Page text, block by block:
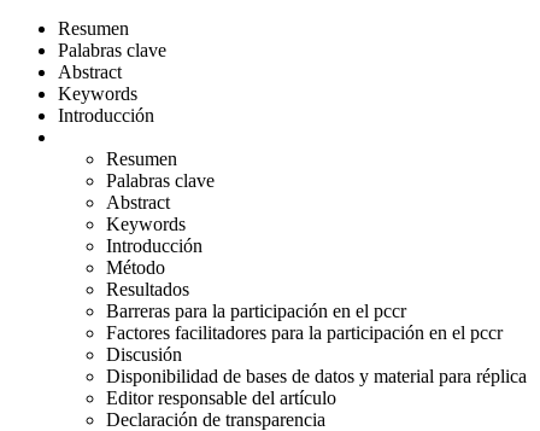
Resumen
Palabras clave
Abstract
Keywords
Introducción
Resumen
Palabras clave
Abstract
Keywords
Introducción
Método
Resultados
Barreras para la participación en el pccr
Factores facilitadores para la participación en el pccr
Discusión
Disponibilidad de bases de datos y material para réplica
Editor responsable del artículo
Declaración de transparencia